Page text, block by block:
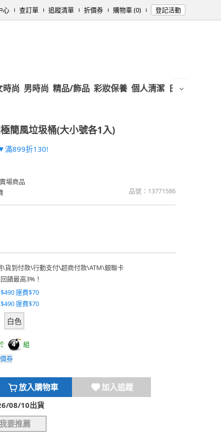
心 查訂單 追蹤清單 折價券 購物車 (0) 登記活動
時尚 男時尚 精品/飾品 彩妝保養 個人清潔 日用/紙品
簡風垃圾桶(大小號各1入)
滿899折130!
場商品
品號： 13771586
\貨到付款\行動支付\超商付款\ATM\銀聯卡
饋最高3%！
運費$70
運費$70
白色
4
組
券
放入購物車 加入追蹤
08/10出貨
要推薦